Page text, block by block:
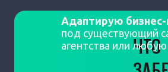
ЧТО
Адаптирую
под существующий
агентства или